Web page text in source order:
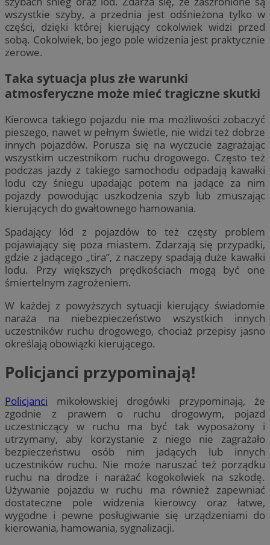
wszystkie szyby, a przednia jest odśnieżona tylko w
części, dzięki której kierujący cokolwiek widzi przed
sobą. Cokolwiek, bo jego pole widzenia jest praktycznie
zerowe.
Taka sytuacja plus złe warunki
atmosferyczne może mieć tragiczne skutki
Kierowca takiego pojazdu nie ma możliwości zobaczyć
pieszego, nawet w pełnym świetle, nie widzi też dobrze
innych pojazdów. Porusza się na wyczucie zagrażając
wszystkim uczestnikom ruchu drogowego. Często też
podczas jazdy z takiego samochodu odpadają kawałki
lodu czy śniegu upadając potem na jadące za nim
pojazdy powodując uszkodzenia szyb lub zmuszając
kierujących do gwałtownego hamowania.
Spadający lód z pojazdów to też częsty problem
pojawiający się poza miastem. Zdarzają się przypadki,
gdzie z jadącego „tira”, z naczepy spadają duże kawałki
lodu. Przy większych prędkościach mogą być one
śmiertelnym zagrożeniem.
W każdej z powyższych sytuacji kierujący świadomie
naraża na niebezpieczeństwo wszystkich innych
uczestników ruchu drogowego, chociaż przepisy jasno
określają obowiązki kierującego.
Policjanci przypominają!
Policjanci mikołowskiej drogówki przypominają, że
zgodnie z prawem o ruchu drogowym, pojazd
uczestniczący w ruchu ma być tak wyposażony i
utrzymany, aby korzystanie z niego nie zagrażało
bezpieczeństwu osób nim jadących lub innych
uczestników ruchu. Nie może naruszać też porządku
ruchu na drodze i narażać kogokolwiek na szkodę.
Używanie pojazdu w ruchu ma również zapewniać
dostateczne pole widzenia kierowcy oraz łatwe,
wygodne i pewne posługiwanie się urządzeniami do
kierowania, hamowania, sygnalizacji.